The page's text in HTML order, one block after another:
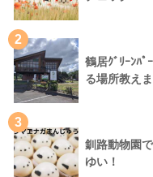
2
鶴居ｸﾞﾘｰﾝﾊ
る場所教えま
3
釧路動物園
ゆい！